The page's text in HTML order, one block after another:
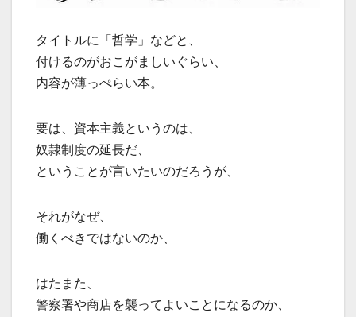
タイトルに「哲学」などと、
付けるのがおこがましいぐらい、
内容が薄っぺらい本。
要は、資本主義というのは、
奴隷制度の延長だ、
ということが言いたいのだろうが、
それがなぜ、
働くべきではないのか、
はたまた、
警察署や商店を襲ってよいことになるのか、